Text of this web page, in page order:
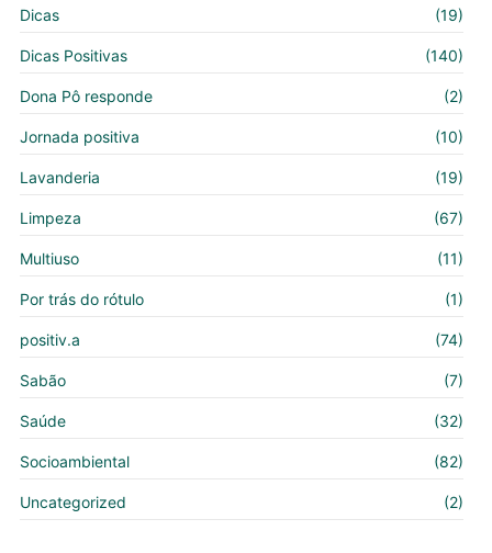
Dicas (19)
Dicas Positivas (140)
Dona Pô responde (2)
Jornada positiva (10)
Lavanderia (19)
Limpeza (67)
Multiuso (11)
Por trás do rótulo (1)
positiv.a (74)
Sabão (7)
Saúde (32)
Socioambiental (82)
Uncategorized (2)